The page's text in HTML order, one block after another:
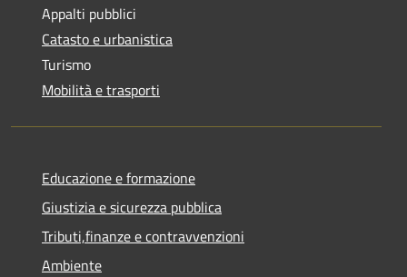
Appalti pubblici
Catasto e urbanistica
Turismo
Mobilità e trasporti
Educazione e formazione
Giustizia e sicurezza pubblica
Tributi,finanze e contravvenzioni
Ambiente